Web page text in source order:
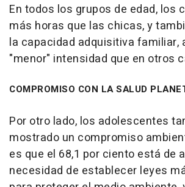
En todos los grupos de edad, los
más horas que las chicas, y
la capacidad adquisitiva familiar,
"menor" intensidad que en otros
COMPROMISO CON LA SALUD
Por otro lado, los adolescentes
mostrado un compromiso
es que el 68,1 por ciento está de
necesidad de establecer leyes